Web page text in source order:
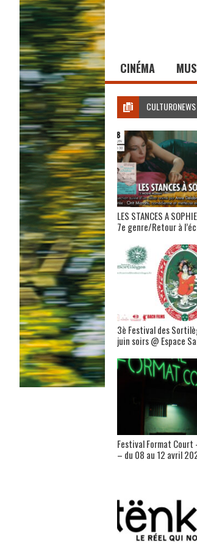
CINÉMA
CULTURONEWS
LES STANCES A
7e genre/Retour à
3è Festival des
juin soirs @ Espace
Festival Format
– du 08 au 12 avril